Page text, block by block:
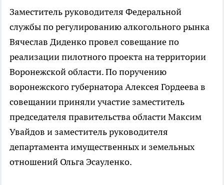
Заместитель руководителя Федеральной
службы по регулированию алкогольного рынка
Вячеслав Диденко провел совещание по
реализации пилотного проекта на территории
Воронежской области. По поручению
воронежского губернатора Алексея Гордеева в
совещании приняли участие заместитель
председателя правительства области Максим
Увайдов и заместитель руководителя
департамента имущественных и земельных
отношений Ольга Эсауленко.